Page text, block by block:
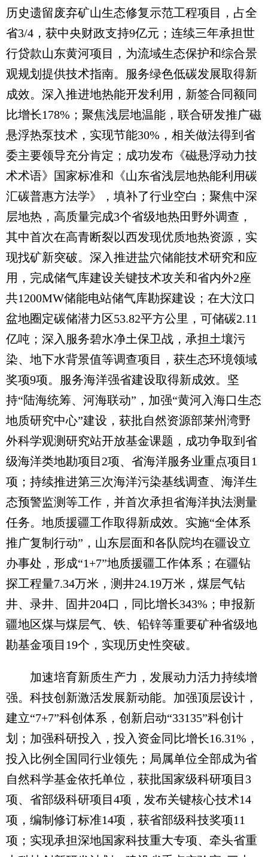
历史遗留废弃矿山生态修复示范工程项目，占全
省3/4，获中央财政支持9亿元；连续三年承担世
行贷款山东黄河项目，为流域生态保护和综合景
观规划提供技术指南。服务绿色低碳发展取得新
成效。深入推进地热能开发利用，新签合同额同
比增长178%；聚焦浅层地温能，联合研发推广磁
悬浮热泵技术，实现节能30%，相关做法得到省
委主要领导充分肯定；成功发布《磁悬浮动力技
术术语》国家标准和《山东省浅层地热能利用碳
汇碳普惠方法学》，填补了行业空白；聚焦中深
层地热，高质量完成3个省级地热田野外调查，
其中首次在高青断裂以西发现优质地热资源，实
现找矿新突破。深入推进盐穴储能技术研究和应
用，完成储气库建设关键技术攻关和省内外2座
共1200MW储能电站储气库勘探建设；在大汶口
盆地圈定碳储潜力区53.82平方公里，可储碳2.11
亿吨；深入服务碧水净土保卫战，承担土壤污
染、地下水背景值等调查项目，获生态环境领域
奖项9项。服务海洋强省建设取得新成效。坚
持“陆海统筹、河海联动”，加强“黄河入海口生态
地质研究中心”建设，获批自然资源部莱州湾野
外科学观测研究站开放基金课题，成功争取到省
级海洋类地勘项目2项、省海洋服务业重点项目1
项；持续推进第三次海洋污染基线调查、海洋生
态预警监测等工作，并首次承担省海洋执法测量
任务。地质援疆工作取得新成效。实施“全体系
推广复制行动”，山东层面和各队院均在疆设立
办事处，形成“1+7”地质援疆工作体系；在疆钻
探工程量7.34万米，测井24.19万米，煤层气钻
井、录井、固井204口，同比增长343%；申报新
疆地区煤与煤层气、铁、铅锌等重要矿种省级地
勘基金项目19个，实现历史性突破。
加速培育新质生产力，发展动力活力持续增
强。科技创新激活发展新动能。加强顶层设计，
建立“7+7”科创体系，创新启动“33135”科创计
划；加强科研投入，投入资金同比增长16.31%，
投入比例全国同行业领先；局属单位全部成为省
自然科学基金依托单位，获批国家级科研项目3
项、省部级科研项目4项，发布关键核心技术14
项，编制修订标准14项，获省部级科技奖项11
项；实现承担深地国家科技重大专项、牵头省重